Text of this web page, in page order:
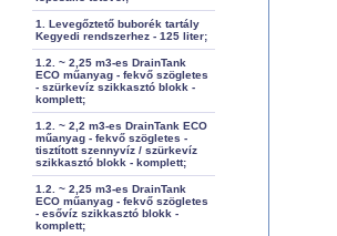
1. Levegőztető buborék tartály
Kegyedi rendszerhez - 125 liter;
1.2. ~ 2,25 m3-es DrainTank
ECO műanyag - fekvő szögletes
- szürkevíz szikkasztó blokk -
komplett;
1.2. ~ 2,2 m3-es DrainTank ECO
műanyag - fekvő szögletes -
tisztított szennyvíz / szürkevíz
szikkasztó blokk - komplett;
1.2. ~ 2,25 m3-es DrainTank
ECO műanyag - fekvő szögletes
- esővíz szikkasztó blokk -
komplett;